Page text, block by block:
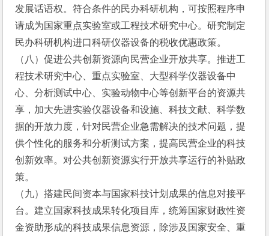
发展话语权。符合条件的民办科研机构，可按照程序申
请成为国家重点实验室或工程技术研究中心。研究制定
民办科研机构进口科研仪器设备的税收优惠政策。
（八）促进公共创新资源向民营企业开放共享。推进工
程技术研究中心、重点实验室、大型科学仪器设备中
心、分析测试中心、实验动物中心等创新平台的资源共
享，加大先进实验仪器设备和设施、科技文献、科学数
据的开放力度，针对民营企业急需解决的技术问题，提
供个性化的服务和分析测试方案，提高民营企业的科技
创新效率。对公共创新资源实行开放共享运行的补贴政
策。
（九）搭建民间资本与国家科技计划成果的信息对接平
台。建立国家科技成果转化项目库，统筹国家财政性资
金资助形成的科技成果信息资源，除涉及国家安全、重